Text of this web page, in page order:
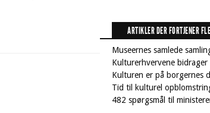
ARTIKLER DER FORTJENER
Museernes samlede
Kulturerhvervene
Kulturen er på borgernes
Tid til kulturel
482 spørgsmål til